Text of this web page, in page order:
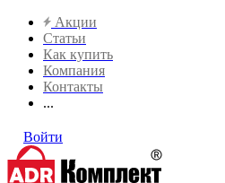
Акции
Статьи
Как купить
Компания
Контакты
...
Войти